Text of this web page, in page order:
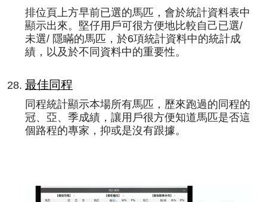
排位頁上方早前已選的馬匹，會於統計資料表中
顯示出來。堅仔用戶可很方便地比較自己已選/
未選/ 隱瞞的馬匹，於6項統計資料中的統計成
績，以及於不同資料中的重要性。
最佳同程
同程統計顯示本場所有馬匹，歷來跑過的同程的
冠、亞、季成績，讓用戶很方便知道馬匹是否這
個路程的專家，抑或是沒有跟據。